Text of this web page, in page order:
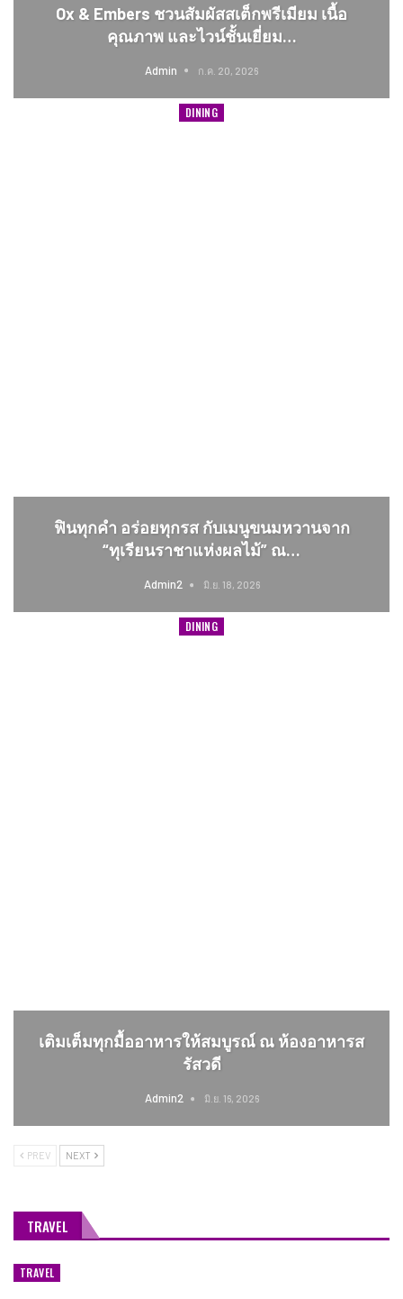
Ox & Embers ชวนสัมผัสสเต็กพรีเมียม เนื้อ
คุณภาพ และไวน์ชั้นเยี่ยม…
Admin ก.ค. 20, 2026
DINING
ฟินทุกคำ อร่อยทุกรส กับเมนูขนมหวานจาก
“ทุเรียนราชาแห่งผลไม้” ณ…
Admin2 มิ.ย. 18, 2026
DINING
เติมเต็มทุกมื้ออาหารให้สมบูรณ์ ณ ห้องอาหารส
รัสวดี
Admin2 มิ.ย. 16, 2026
PREV NEXT
TRAVEL
TRAVEL